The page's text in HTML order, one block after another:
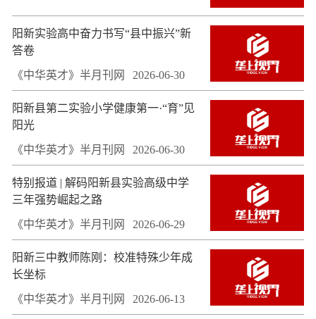
阳新实验高中奋力书写“县中振兴”新
答卷
《中华英才》半月刊网 2026-06-30
阳新县第二实验小学健康第一·“育”见
阳光
《中华英才》半月刊网 2026-06-30
特别报道 | 解码阳新县实验高级中学
三年强势崛起之路
《中华英才》半月刊网 2026-06-29
阳新三中教师陈刚：校准特殊少年成
长坐标
《中华英才》半月刊网 2026-06-13